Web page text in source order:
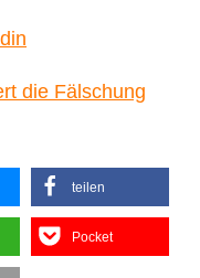
die Fälschung
teilen
Pocket